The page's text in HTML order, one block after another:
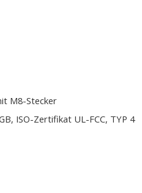
M8-Stecker
ISO-Zertifikat UL-FCC, TYP 4